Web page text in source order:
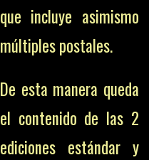
que incluye asimismo
múltiples postales.
De esta manera queda
el contenido de las 2
ediciones estándar y